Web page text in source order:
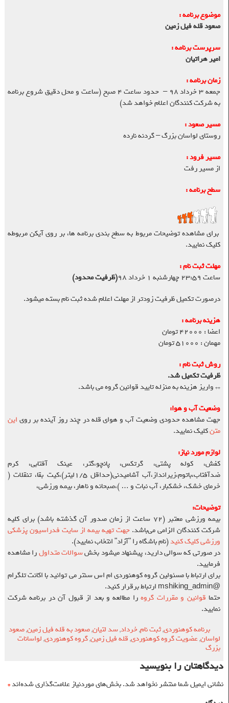
موضوع برنامه :
صعود قله فیل زمین
سرپرست برنامه :
امیر هراتیان
زمان برنامه :
جمعه ۳ خرداد ۹۸ – حدود ساعت ۴ صبح (ساعت و محل دقیق شروع برنامه
به شرکت کنندگان اعلام خواهد شد)
مسیر صعود :
روستای لواسان بزرگ – گردنه نارده
مسیر فرود :
از مسیر رفت
سطح برنامه :
برای مشاهده توضیحات مربوط به سطح بندی برنامه ها، بر روی آیکن مربوطه
کلیک نمایید.
مهلت ثبت نام :
ساعت ۲۳:۵۹ چهارشنبه ۱ خرداد ۹۸
(ظرفیت محدود)
درصورت تکمیل ظرفیت زودتر از مهلت اعلام شده ثبت نام بسته میشود.
هزینه برنامه :
اعضا : ۴۲۰۰۰ تومان
مهمان : ۵۱۰۰۰ تومان
روش ثبت نام :
ظرفیت تکمیل شد.
** واریز هزینه به منزله تایید قوانین گروه می باشد.
وضعیت آب و هوا:
جهت مشاهده حدودی وضعیت آب و هوای قله در چند روز آینده بر روی این
متنکلیک نمایید.
لوازم مورد نیاز:
کفش، کوله پشتی، گرتکس، پانچو،گتر، عینک آفتابی، کرم
ضدآفتاب،باتوم،زیرانداز،آب آشامیدنی(حداقل ۱/۵لیتر)،کیت بقا، تنقلات (
خرمای خشک، خشکبار، آب نبات و … )،صبحانه و ناهار، بیمه ورزشی،
توضیحات:
بیمه ورزشی معتبر (۷۲ ساعت از زمان صدور آن گذشته باشد) برای کلیه
شرکت کنندگان الزامی می‌باشد. جهت تهیه بیمه از سایت فدراسیون پزشکی
ورزشی کلیک کنید(نام باشگاه را "آزاد" انتخاب نمایید).
در صورتی که سوالی دارید، پیشنهاد میشود بخشسوالات متداولرا مشاهده
فرمایید.
برای ارتباط با مسئولین گروه کوهنوردی ام اس سنتر می توانید با اکانت تلگرام
@mshiking_admin ارتباط برقرار کنید.
حتما قوانین و مقررات گروه را مطالعه و بعد از قبول آن در برنامه شرکت
نمایید.
برنامه کوهنوردی,ثبت نام,خرداد,سد لتیان,صعود به قله فیل زمین,صعود
لواسان,عضویت گروه کوهنوردی,قله فیل زمین,گروه کوهنوردی,لواسانات
بزرگ
دیدگاهتان را بنویسید
نشانی ایمیل شما منتشر نخواهد شد.بخش‌های موردنیاز علامت‌گذاری شده‌اند*